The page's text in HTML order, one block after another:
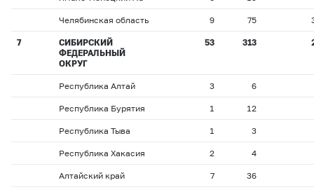
Челябинская область 9 75
7
СИБИРСКИЙ
ФЕДЕРАЛЬНЫЙ
ОКРУГ
53 313
Республика Алтай 3 6
Республика Бурятия 1 12
Республика Тыва 1 3
Республика Хакасия 2 4
Алтайский край 7 36